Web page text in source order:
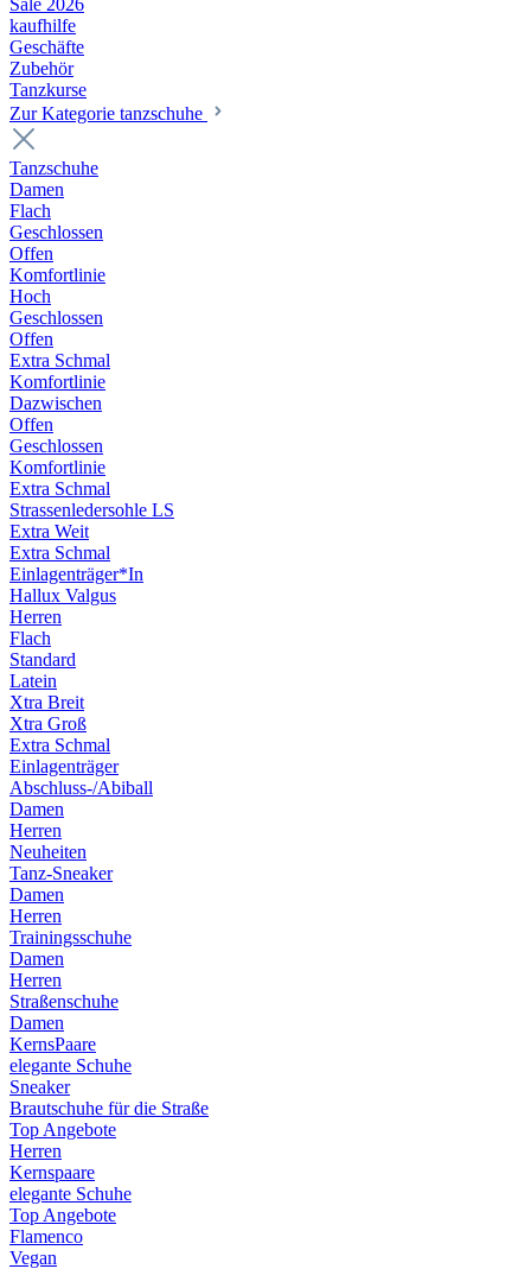
Sale 2026
kaufhilfe
Geschäfte
Zubehör
Tanzkurse
Zur Kategorie tanzschuhe
Tanzschuhe
Damen
Flach
Geschlossen
Offen
Komfortlinie
Hoch
Geschlossen
Offen
Extra Schmal
Komfortlinie
Dazwischen
Offen
Geschlossen
Komfortlinie
Extra Schmal
Strassenledersohle LS
Extra Weit
Extra Schmal
Einlagenträger*In
Hallux Valgus
Herren
Flach
Standard
Latein
Xtra Breit
Xtra Groß
Extra Schmal
Einlagenträger
Abschluss-/Abiball
Damen
Herren
Neuheiten
Tanz-Sneaker
Damen
Herren
Trainingsschuhe
Damen
Herren
Straßenschuhe
Damen
KernsPaare
elegante Schuhe
Sneaker
Brautschuhe für die Straße
Top Angebote
Herren
Kernspaare
elegante Schuhe
Top Angebote
Flamenco
Vegan